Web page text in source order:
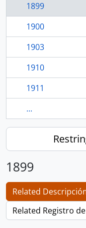
1899
1900
1903
1910
1911
...
1899
Related
Related Registro